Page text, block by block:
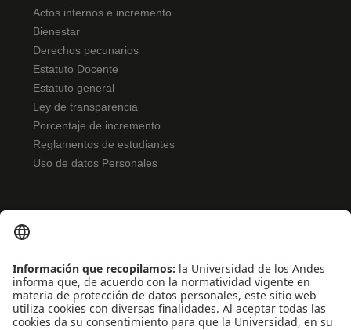
Actos internos e incremento
Bienestar
Derechos pecunarios
Estatuto Docente
Estatuto general
Ley de transparencia
Porcentaje de incremento
Reglamentos de estudiantes
Uso de datos Personales
Noticias
Eventos
Profesores
Iniciativas estudiantiles